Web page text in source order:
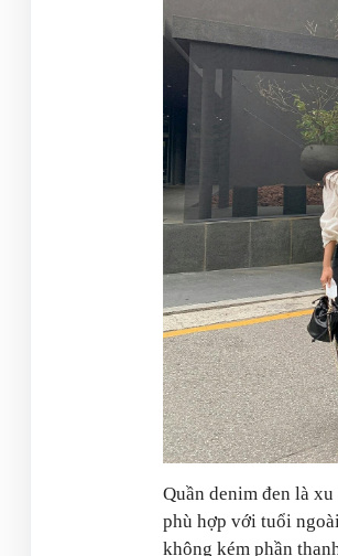
Quần denim đen là
phù hợp với tuổi
không kém phần